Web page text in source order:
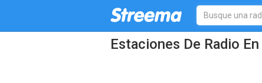
Estaciones De Radio